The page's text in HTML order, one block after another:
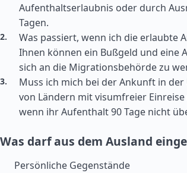
Aufenthaltserlaubnis oder durch
Tagen.
Was passiert, wenn ich die erlaubte
Ihnen können ein Bußgeld und eine
sich an die Migrationsbehörde zu
Muss ich mich bei der Ankunft in
von Ländern mit visumfreier
wenn ihr Aufenthalt 90 Tage nicht
Was darf aus dem Ausland
Persönliche Gegenstände